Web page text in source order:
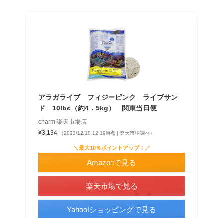
アラガライブ フィジーピンク ライブサン
ド 10lbs（約4．5kg） 関東当日便
charm 楽天市場店
¥3,134
（2022/12/10 12:19時点 | 楽天市場調べ）
＼最大10％ポイントアップ！／
Amazonで見る
楽天市場で見る
Yahoo!ショッピングで見る